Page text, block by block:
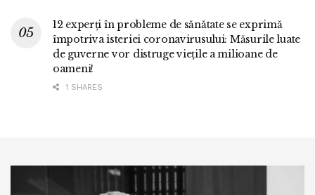
12 experți în probleme de sănătate se exprimă
împotriva isteriei coronavirusului: Măsurile luate
de guverne vor distruge viețile a milioane de
oameni!
1 SHARES